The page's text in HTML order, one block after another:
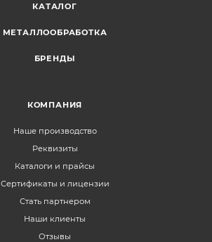
КАТАЛОГ
МЕТАЛЛООБРАБОТКА
БРЕНДЫ
КОМПАНИЯ
Наше производство
Реквизиты
Каталоги и прайсы
Сертификаты и лицензии
Стать партнером
Наши клиенты
Отзывы